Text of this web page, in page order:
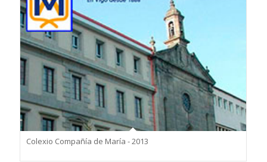
Colexio Compañía de María - 2013